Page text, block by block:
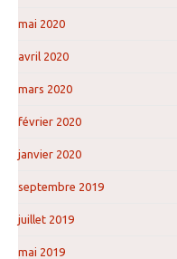
mai 2020
avril 2020
mars 2020
février 2020
janvier 2020
septembre 2019
juillet 2019
mai 2019